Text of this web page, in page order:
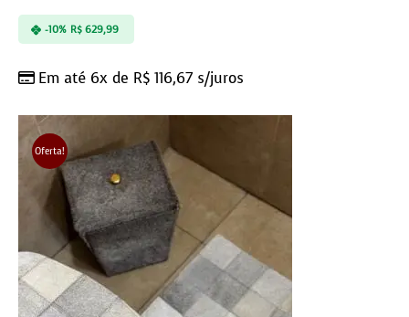
Em até 6x de R$ 116,67 s/juros
-10% R$629,99
Oferta!